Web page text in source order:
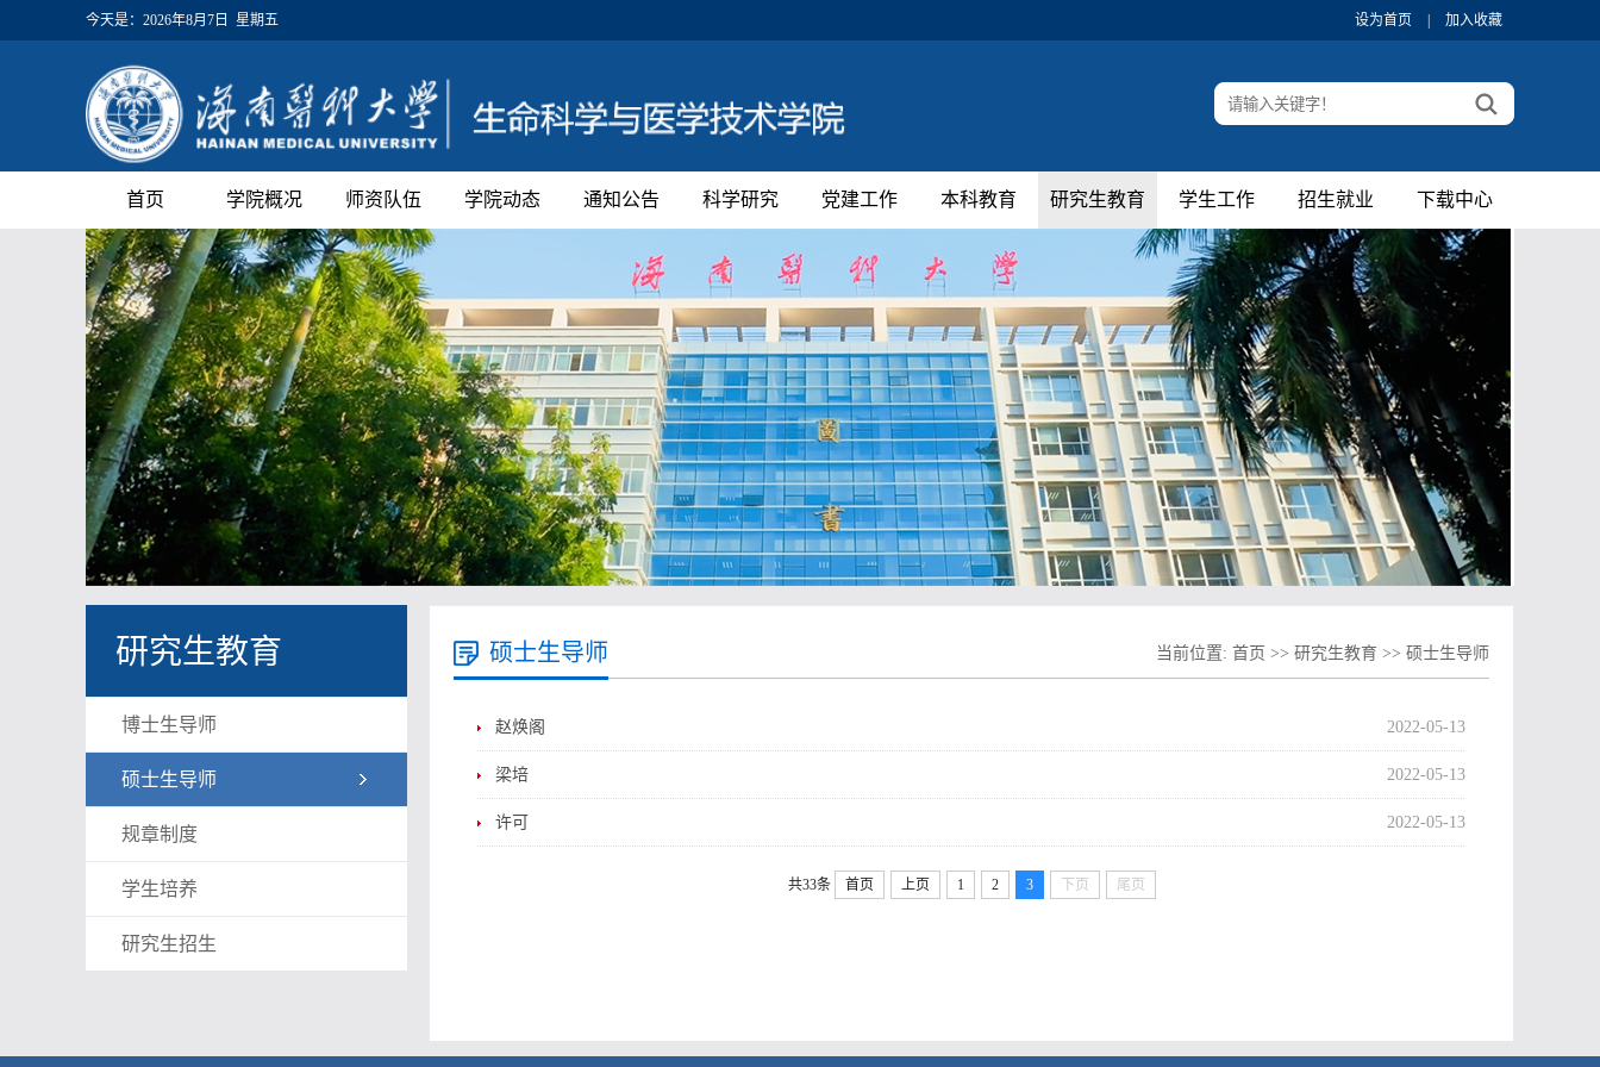
今天是： 2026年8月7日 星期五 设为首页 加入收藏
首页 学院概况 师资队伍 学院动态 通知公告 科学研究 党建工作 本科教育 研究生教育 学生工作 招生就业 下载中心
研究生教育
博士生导师
硕士生导师
规章制度
学生培养
研究生招生
硕士生导师 当前位置: 首页 >> 研究生教育 >> 硕士生导师
赵焕阁 2022-05-13
梁培 2022-05-13
许可 2022-05-13
共33条 首页 上页 1 2 3 下页 尾页